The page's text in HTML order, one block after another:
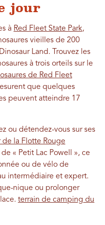
jour
à Red Fleet State Park,
vieilles de 200
Land. Trouvez les
à trois orteils sur le
de Red Fleet
que quelques
peuvent atteindre 17
ou détendez-vous sur ses
de la Flotte Rouge
« Petit Lac Powell », ce
ou de vélo de
intermédiaire et expert.
nique ou prolonger
terrain de camping du